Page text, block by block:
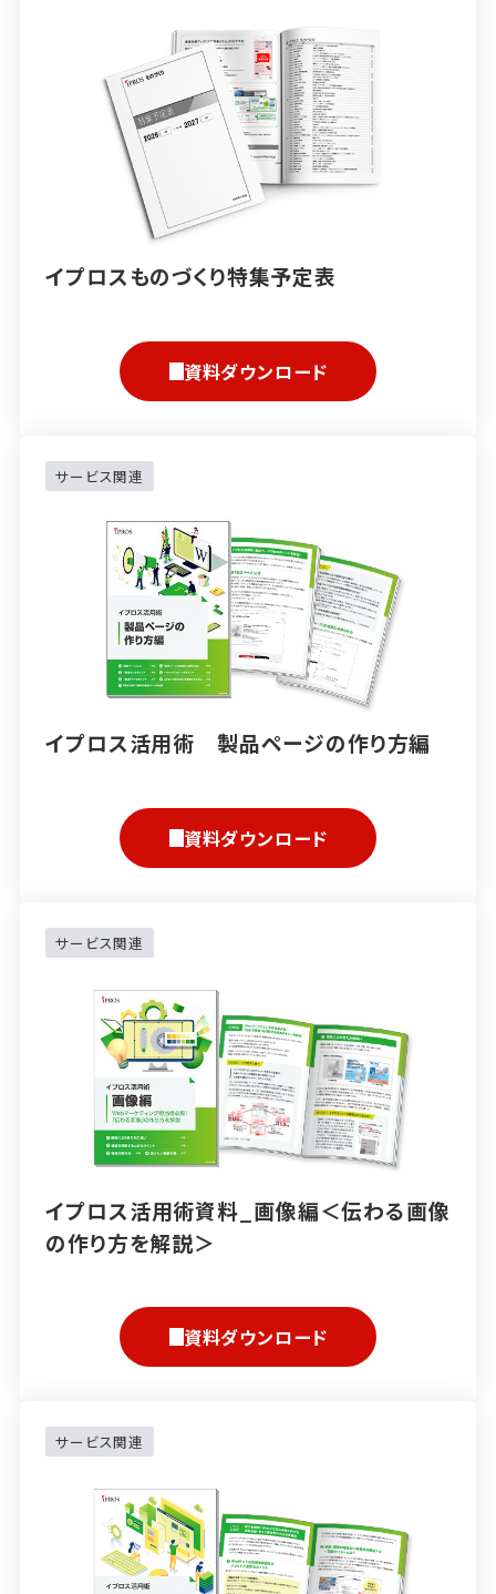
イプロスものづくり特集予定表
資料ダウンロード
サービス関連
イプロス活用術 製品ページの作り方編
資料ダウンロード
サービス関連
イプロス活用術資料_画像編＜伝わる画像
の作り方を解説＞
資料ダウンロード
サービス関連